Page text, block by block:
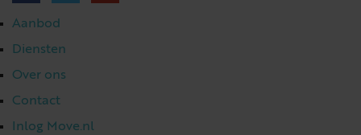
Aanbod
Diensten
Over ons
Contact
Inlog Move.nl